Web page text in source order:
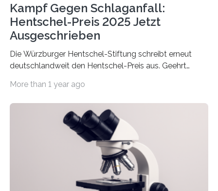
Kampf Gegen Schlaganfall:
Hentschel-Preis 2025 Jetzt
Ausgeschrieben
Die Würzburger Hentschel-Stiftung schreibt erneut
deutschlandweit den Hentschel-Preis aus. Geehrt
hochrangige wissenschaftliche Publikation zum Thema
Schlaganfall“ mit Sitz in Würzburg fördert die
Schlaganfallforschung, um die Behandlung der
Betroffenen zu verbessern. Dazu schreibt sie auch in
diesem Jahr wieder deutschlandweit den Hentschel-
Preis aus. Er richtet sich gezielt an jüngere
Forscherinnen und Forscher unter 40 Jahren. Geehrt
werden soll eine herausragende Doktorarbeit oder eine
More than 1 year ago